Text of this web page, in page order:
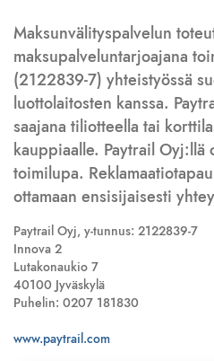
Maksunvälityspalvelun
maksupalveluntarjoajana
(2122839-7) yhteistyössä
luottolaitosten kanssa.
saajana tiliotteella tai
kauppiaalle. Paytrail Oyj:llä
toimilupa.
ottamaan ensisijaisesti
Paytrail Oyj, y-tunnus: 2122839-7
Innova 2
Lutakonaukio 7
40100 Jyväskylä
Puhelin: 0207 181830
www.paytrail.com